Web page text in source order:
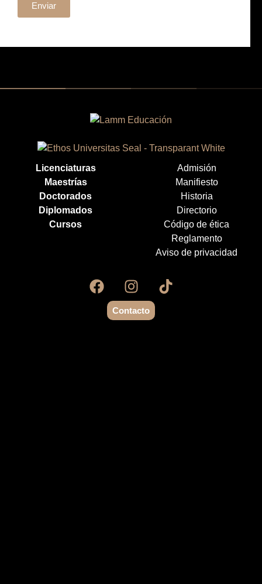
Enviar
Licenciaturas
Maestrías
Doctorados
Diplomados
Cursos
Admisión
Manifiesto
Historia
Directorio
Código de ética
Reglamento
Aviso de privacidad
Contacto